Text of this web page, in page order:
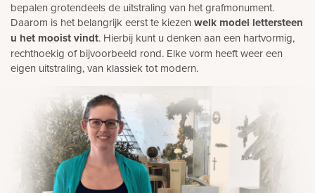
bepalen grotendeels de uitstraling van het grafmonument.
Daarom is het belangrijk eerst te kiezen welk model lettersteen
u het mooist vindt. Hierbij kunt u denken aan een hartvormig,
rechthoekig of bijvoorbeeld rond. Elke vorm heeft weer een
eigen uitstraling, van klassiek tot modern.